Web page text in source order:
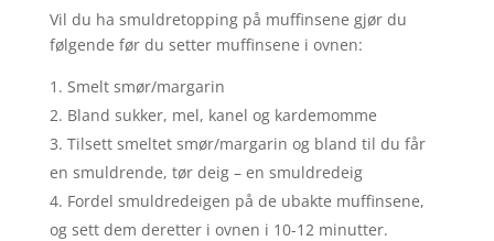
Vil du ha smuldretopping på muffinsene gjør du
følgende før du setter muffinsene i ovnen:
Smelt smør/margarin
Bland sukker, mel, kanel og kardemomme
Tilsett smeltet smør/margarin og bland til du får
en smuldrende, tør deig – en smuldredeig
Fordel smuldredeigen på de ubakte muffinsene,
og sett dem deretter i ovnen i 10-12 minutter.